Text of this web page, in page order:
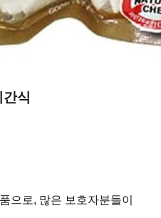
식
으로, 많은 보호자분들이